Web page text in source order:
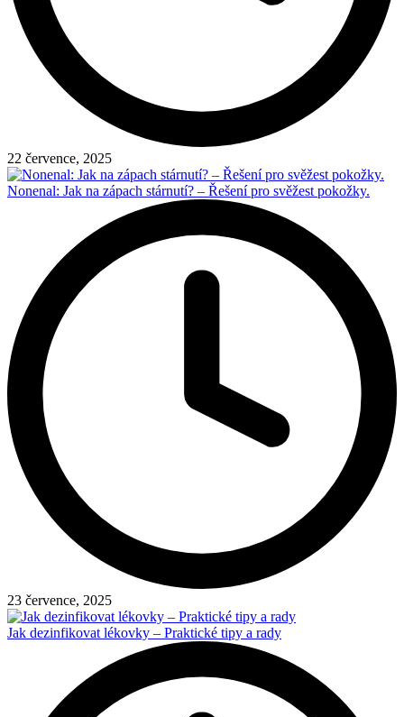
22 července, 2025
Nonenal: Jak na zápach stárnutí? – Řešení pro svěžest pokožky.
23 července, 2025
Jak dezinfikovat lékovky – Praktické tipy a rady